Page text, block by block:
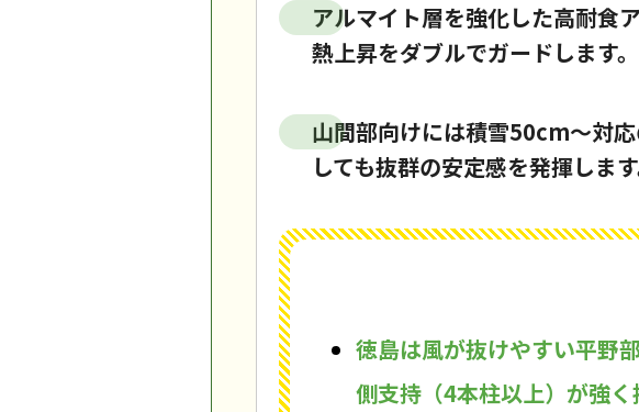
アルマイト層を強化した高耐食
熱上昇をダブルでガードします。
山間部向けには積雪50cm〜対
しても抜群の安定感を発揮します
徳島は風が抜けやすい平野
側支持（4本柱以上）が強く